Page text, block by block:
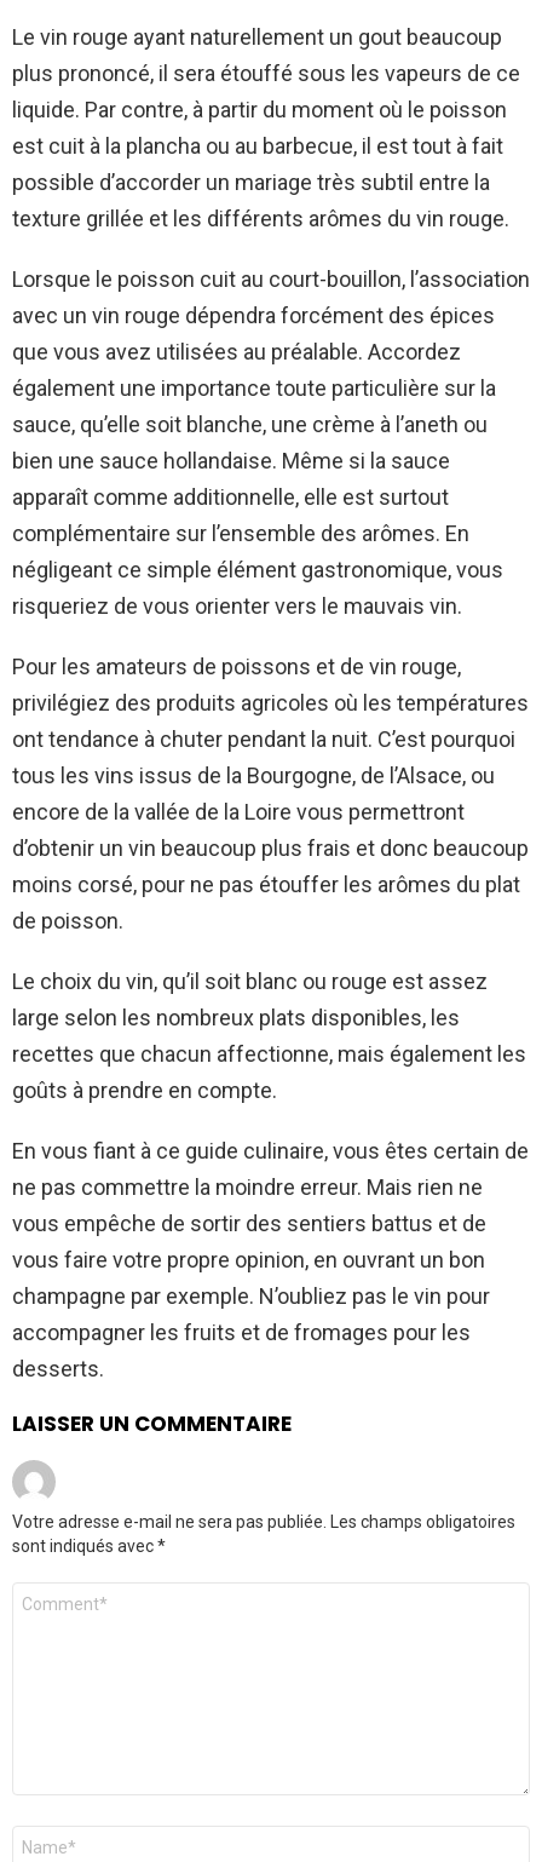
Le vin rouge ayant naturellement un gout beaucoup
plus prononcé, il sera étouffé sous les vapeurs de ce
liquide. Par contre, à partir du moment où le poisson
est cuit à la plancha ou au barbecue, il est tout à fait
possible d’accorder un mariage très subtil entre la
texture grillée et les différents arômes du vin rouge.
Lorsque le poisson cuit au court-bouillon, l’association
avec un vin rouge dépendra forcément des épices
que vous avez utilisées au préalable. Accordez
également une importance toute particulière sur la
sauce, qu’elle soit blanche, une crème à l’aneth ou
bien une sauce hollandaise. Même si la sauce
apparaît comme additionnelle, elle est surtout
complémentaire sur l’ensemble des arômes. En
négligeant ce simple élément gastronomique, vous
risqueriez de vous orienter vers le mauvais vin.
Pour les amateurs de poissons et de vin rouge,
privilégiez des produits agricoles où les températures
ont tendance à chuter pendant la nuit. C’est pourquoi
tous les vins issus de la Bourgogne, de l’Alsace, ou
encore de la vallée de la Loire vous permettront
d’obtenir un vin beaucoup plus frais et donc beaucoup
moins corsé, pour ne pas étouffer les arômes du plat
de poisson.
Le choix du vin, qu’il soit blanc ou rouge est assez
large selon les nombreux plats disponibles, les
recettes que chacun affectionne, mais également les
goûts à prendre en compte.
En vous fiant à ce guide culinaire, vous êtes certain de
ne pas commettre la moindre erreur. Mais rien ne
vous empêche de sortir des sentiers battus et de
vous faire votre propre opinion, en ouvrant un bon
champagne par exemple. N’oubliez pas le vin pour
accompagner les fruits et de fromages pour les
desserts.
LAISSER UN COMMENTAIRE
Votre adresse e-mail ne sera pas publiée.
Les champs obligatoires
sont indiqués avec*
Commentaire
Nom